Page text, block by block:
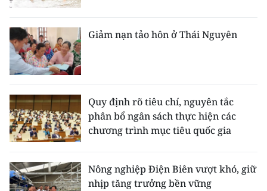
Giảm nạn tảo hôn ở Thái Nguyên
Quy định rõ tiêu chí, nguyên tắc
phân bổ ngân sách thực hiện các
chương trình mục tiêu quốc gia
Nông nghiệp Điện Biên vượt khó, giữ
nhịp tăng trưởng bền vững